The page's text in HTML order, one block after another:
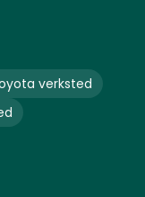
verksted